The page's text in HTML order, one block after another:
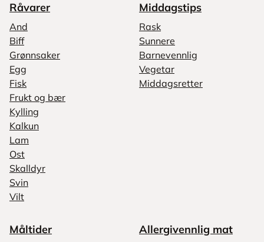
Råvarer
And
Biff
Grønnsaker
Egg
Fisk
Frukt og bær
Kylling
Kalkun
Lam
Ost
Skalldyr
Svin
Vilt
Middagstips
Rask
Sunnere
Barnevennlig
Vegetar
Middagsretter
Måltider Allergivennlig mat